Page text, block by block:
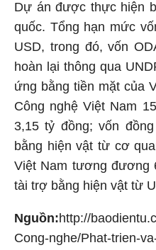
Dự án được thực hiện
quốc. Tổng hạn mức
USD, trong đó, vốn
hoàn lại thông qua
ứng bằng tiền mặt của
Công nghệ Việt Nam
3,15 tỷ đồng; vốn
bằng hiện vật từ cơ
Việt Nam tương đương
tài trợ bằng hiện vật từ
Nguồn:http://
Cong-nghe/Phat-trien-